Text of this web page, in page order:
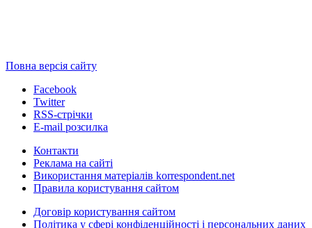
Повна версія сайту
Facebook
Twitter
RSS-стрічки
E-mail розсилка
Контакти
Реклама на сайті
Використання матеріалів korrespondent.net
Правила користування сайтом
Договір користування сайтом
Політика у сфері конфіденційності і персональних даних